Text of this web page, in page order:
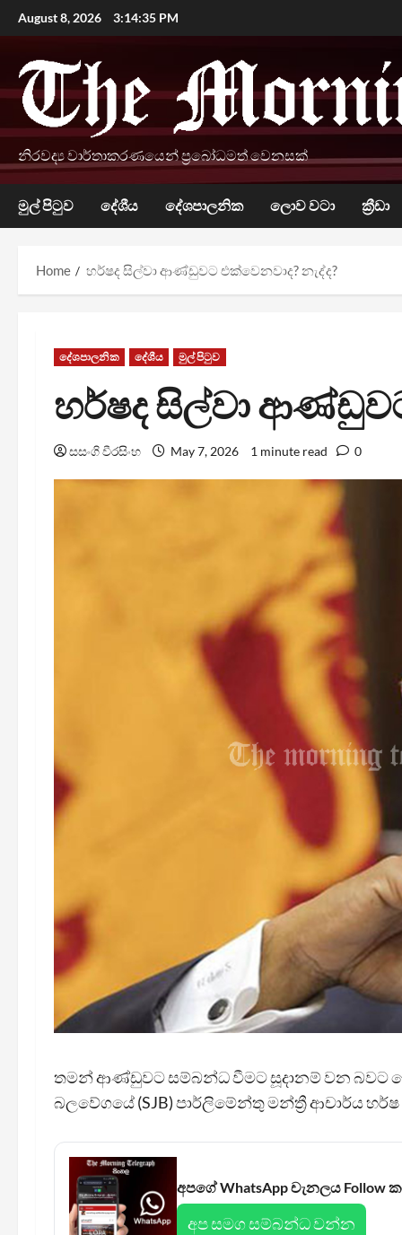
Skip
to
content
August 8, 2026 3:14:36 PM
නිරවද්‍ය වාර්තාකරණයෙන් ප්‍රබෝධමත් වෙනසක්
මුල් පිටුව දේශීය දේශපාලනික ලොව වටා ක්‍රීඩා
Home හර්ෂද සිල්වා ආණ්ඩුවට එක්වෙනවාද? නැද්ද?
දේශපාලනික දේශීය මුල් පිටුව
හර්ෂද සිල්වා
සසංගි වීරසිංහ May 7, 2026 1 minute read 0
තමන් ආණ්ඩුවට සම්බන්ධ වීමට සූදානම් වන බවට
බලවේගයේ (SJB) පාර්ලිමේන්තු මන්ත්‍රී ආචාර්ය
අපගේ WhatsApp චැනලය Follow
අප සමග සම්බන්ධ වන්න